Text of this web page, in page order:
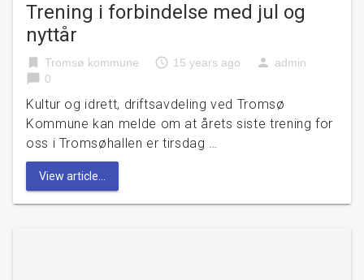
Trening i forbindelse med jul og
nyttår
bookmark Tromsø kommune access_time 15 years ago person admin
chat_bubble 0
Kultur og idrett, driftsavdeling ved Tromsø
Kommune kan melde om at årets siste trening for
oss i Tromsøhallen er tirsdag …
View article...